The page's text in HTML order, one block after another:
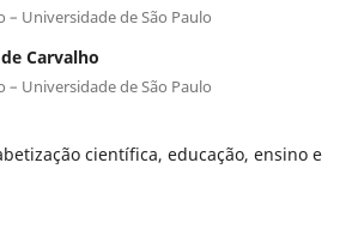
– Universidade de São Paulo
Carvalho
– Universidade de São Paulo
científica, educação, ensino e